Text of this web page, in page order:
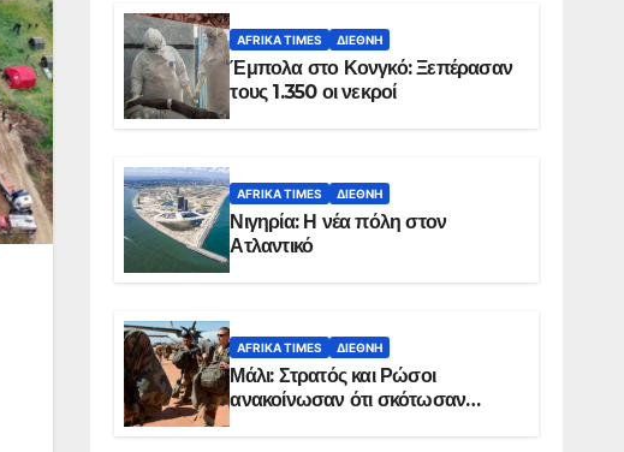
AFRIKA TIMES ΔΙΕΘΝΉ
Έμπολα στο Κονγκό: Ξεπέρασαν
τους 1.350 οι νεκροί
AFRIKA TIMES ΔΙΕΘΝΉ
Νιγηρία: Η νέα πόλη στον
Ατλαντικό
AFRIKA TIMES ΔΙΕΘΝΉ
Μάλι: Στρατός και Ρώσοι
ανακοίνωσαν ότι σκότωσαν